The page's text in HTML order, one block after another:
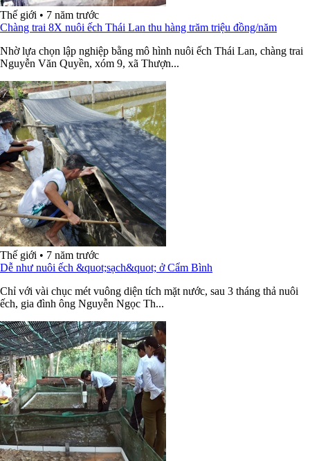
Thế giới • 7 năm trước
Chàng trai 8X nuôi ếch Thái Lan thu hàng trăm triệu đồng/năm
Nhờ lựa chọn lập nghiệp bằng mô hình nuôi ếch Thái Lan, chàng trai
Nguyễn Văn Quyền, xóm 9, xã Thượn...
Thế giới • 7 năm trước
Dễ như nuôi ếch &quot;sạch&quot; ở Cẩm Bình
Chỉ với vài chục mét vuông diện tích mặt nước, sau 3 tháng thả nuôi
ếch, gia đình ông Nguyễn Ngọc Th...